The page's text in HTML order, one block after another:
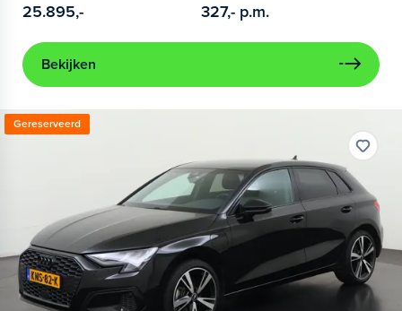
25.895,- 327,- p.m.
Bekijken
Gereserveerd